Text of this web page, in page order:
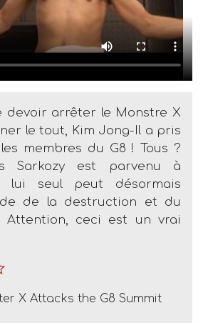
devoir arrêter le Monstre X
le tout, Kim Jong-Il a pris
membres du G8 ! Tous ?
Sarkozy est parvenu à
lui seul peut désormais
de la destruction et du
Attention, ceci est un vrai
X Attacks the G8 Summit